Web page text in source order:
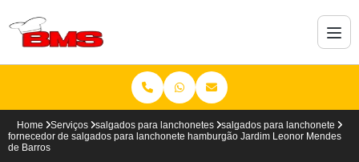
Home Serviços salgados para lanchonetes
salgados para lanchonete
fornecedor de salgados para lanchonete hamburgão Jardim Leonor Mendes
de Barros